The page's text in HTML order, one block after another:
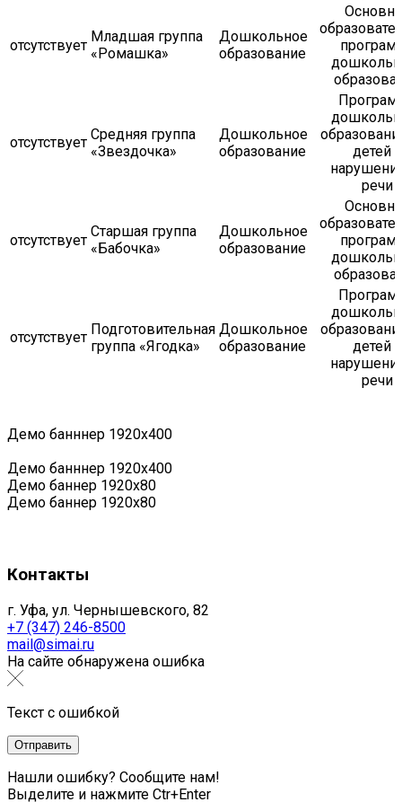
отсутствует
Младшая группа
«Ромашка»
Дошкольное
образование
отсутствует Средняя группа
«Звездочка»
Дошкольное
образование
детей с
речи
отсутствует
Старшая группа
«Бабочка»
Дошкольное
образование
отсутствует Подготовительная
группа «Ягодка»
Дошкольное
образование
детей с
речи
Демо банннер 1920х400
Демо банннер 1920х400
Демо баннер 1920x80
Демо баннер 1920x80
Контакты
г. Уфа, ул. Чернышевского, 82
+7 (347) 246-8500
mail@simai.ru
На сайте обнаружена ошибка
Текст с ошибкой
Нашли ошибку? Сообщите нам!
Выделите и нажмите Ctr+Enter